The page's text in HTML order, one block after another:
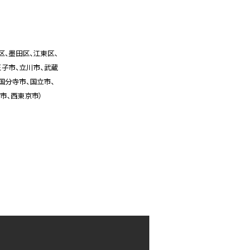
墨田区、江東区、
市、立川市、武蔵
分寺市、国立市、
、西東京市）